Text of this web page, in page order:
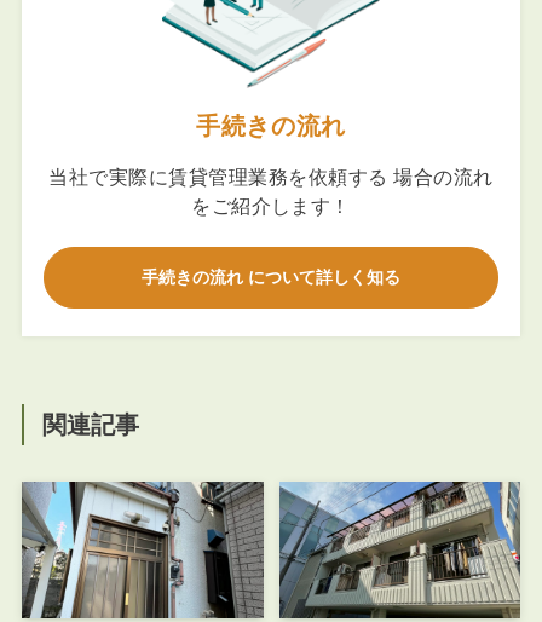
手続きの流れ
当社で実際に賃貸管理業務を依頼する 場合の流れ
をご紹介します！
手続きの流れ について詳しく知る
関連記事